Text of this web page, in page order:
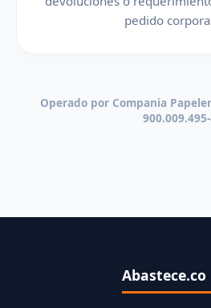
pedido
Operado por Compania
Abastece.co